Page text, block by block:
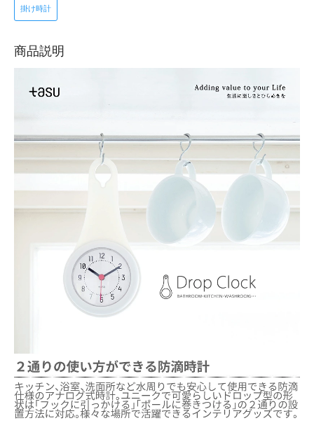
掛け時計
商品説明